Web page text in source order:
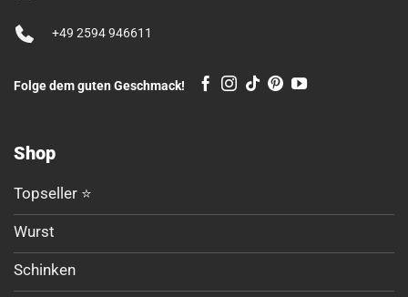
+49 2594 946611
Folge dem guten Geschmack!
Shop
Topseller ⭐
Wurst
Schinken